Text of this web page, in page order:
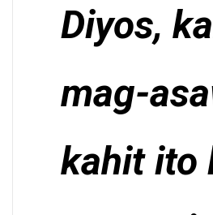
Diyos,
mag-
kahit ito